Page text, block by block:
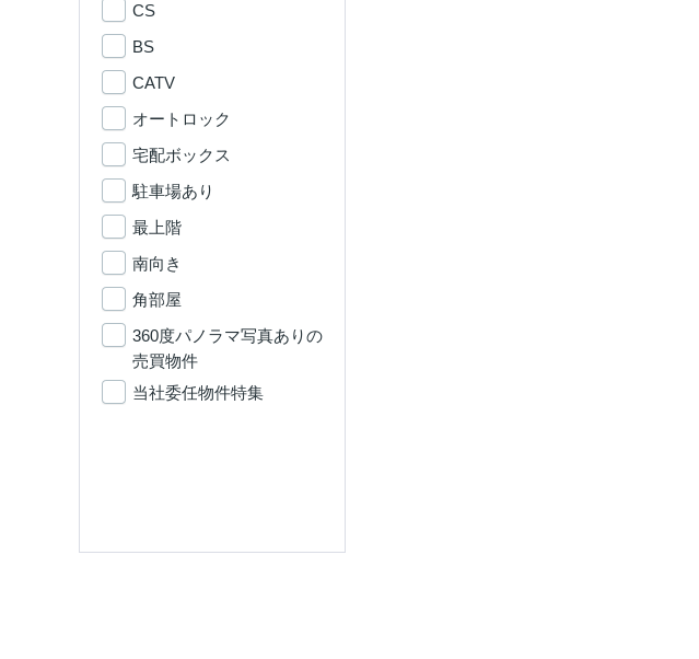
CS
BS
CATV
オートロック
宅配ボックス
駐車場あり
最上階
南向き
角部屋
360度パノラマ写真ありの
売買物件
当社委任物件特集